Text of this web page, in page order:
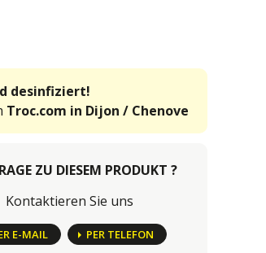
desinfiziert!
Troc.com in Dijon / Chenove
ZU DIESEM PRODUKT ?
Kontaktieren Sie uns
E-MAIL PER TELEFON